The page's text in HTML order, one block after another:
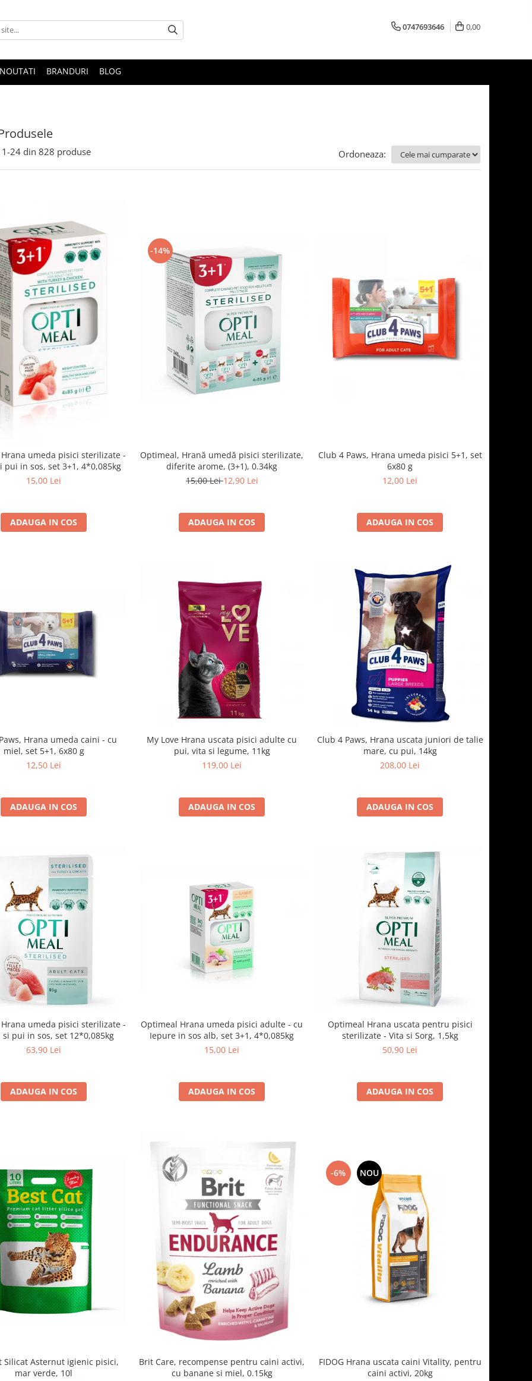
0747693646 0,00
NOUTATI BRANDURI BLOG
1-24 din 828 produse Ordoneaza:
umeda pisici sterilizate -
pui in sos, set 3+1, 4*0,085kg
15,00 Lei
ADAUGA IN COS
-14%
Optimeal, Hrană umedă pisici sterilizate,
diferite arome, (3+1), 0.34kg
15,00 Lei12,90 Lei
ADAUGA IN COS
Club 4 Paws, Hrana umeda pisici 5+1, set
6x80 g
12,00 Lei
ADAUGA IN COS
Hrana umeda caini - cu
miel, set 5+1, 6x80 g
12,50 Lei
ADAUGA IN COS
My Love Hrana uscata pisici adulte cu
pui, vita si legume, 11kg
119,00 Lei
ADAUGA IN COS
Club 4 Paws, Hrana uscata juniori de talie
mare, cu pui, 14kg
208,00 Lei
ADAUGA IN COS
umeda pisici sterilizate -
si pui in sos, set 12*0,085kg
63,90 Lei
ADAUGA IN COS
Optimeal Hrana umeda pisici adulte - cu
Iepure in sos alb, set 3+1, 4*0,085kg
15,00 Lei
ADAUGA IN COS
Optimeal Hrana uscata pentru pisici
sterilizate - Vita si Sorg, 1,5kg
50,90 Lei
ADAUGA IN COS
Silicat Asternut igienic pisici,
mar verde, 10l
Brit Care, recompense pentru caini activi,
cu banane si miel, 0.15kg
-6% NOU
FIDOG Hrana uscata caini Vitality, pentru
caini activi, 20kg